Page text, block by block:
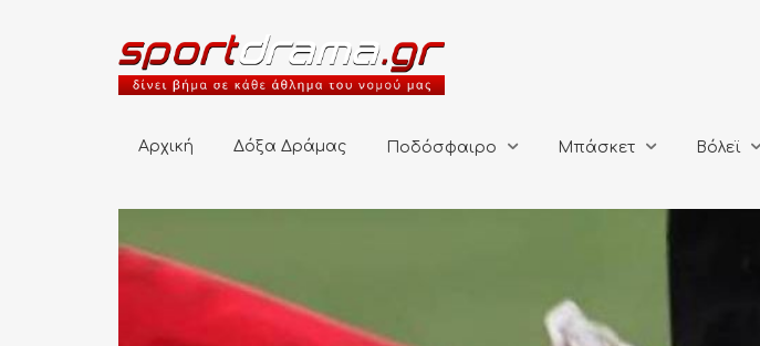
Αρχική Δόξα Δράμας Ποδόσφαιρο Μπάσκετ Βόλεϊ